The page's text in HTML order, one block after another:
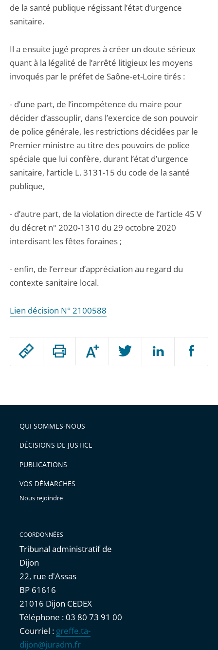
Passer
arriver
après
Augmenter
ou
l'article
pour
avant
de la santé publique régissant l’état d’urgence
sanitaire.
Il a ensuite jugé propres à créer un doute sérieux
quant à la légalité de l’arrêté litigieux les moyens
invoqués par le préfet de Saône-et-Loire tirés :
- d’une part, de l’incompétence du maire pour
décider d’assouplir, dans l’exercice de son pouvoir
de police générale, les restrictions décidées par le
Premier ministre au titre des pouvoirs de police
spéciale que lui confère, durant l’état d’urgence
sanitaire, l’article L. 3131-15 du code de la santé
publique,
- d’autre part, de la violation directe de l’article 45 V
du décret n° 2020-1310 du 29 octobre 2020
interdisant les fêtes foraines ;
- enfin, de l’erreur d’appréciation au regard du
contexte sanitaire local.
Lien décision N° 2100588
QUI SOMMES-NOUS
DÉCISIONS DE JUSTICE
PUBLICATIONS
VOS DÉMARCHES
Nous rejoindre
COORDONNÉES
Tribunal administratif de
Dijon
22, rue d'Assas
BP 61616
21016 Dijon CEDEX
Téléphone : 03 80 73 91 00
Courriel : greffe.ta-
dijon@juradm.fr